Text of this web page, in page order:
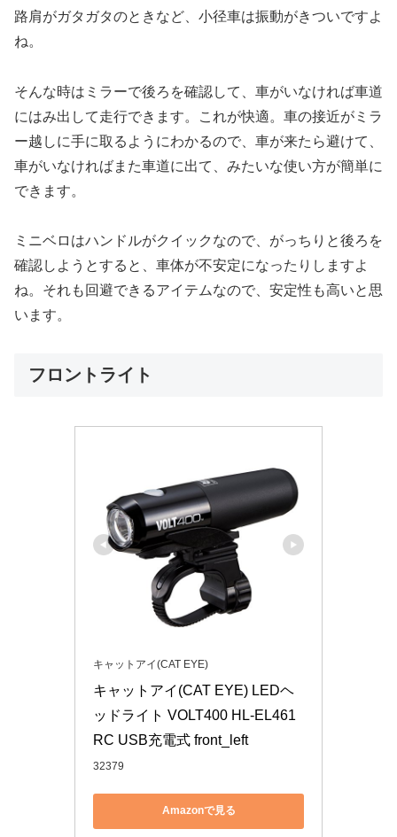
路肩がガタガタのときなど、小径車は振動がきついですよ
ね。
そんな時はミラーで後ろを確認して、車がいなければ車道
にはみ出して走行できます。これが快適。車の接近がミラ
ー越しに手に取るようにわかるので、車が来たら避けて、
車がいなければまた車道に出て、みたいな使い方が簡単に
できます。
ミニベロはハンドルがクイックなので、がっちりと後ろを
確認しようとすると、車体が不安定になったりしますよ
ね。それも回避できるアイテムなので、安定性も高いと思
います。
フロントライト
キャットアイ(CAT EYE)
キャットアイ(CAT EYE) LEDヘ
ッドライト VOLT400 HL-EL461
RC USB充電式 front_left
32379
Amazonで見る